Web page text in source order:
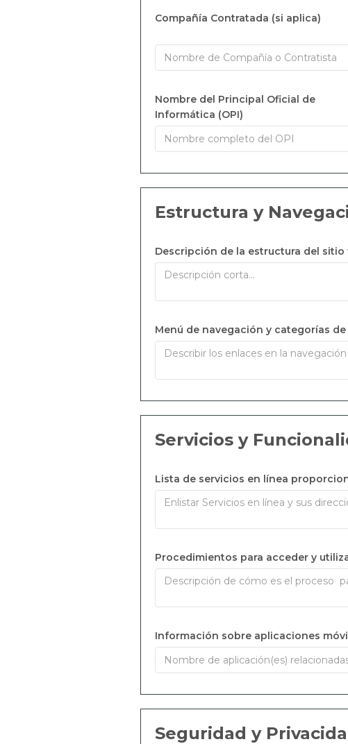
Compañía Contratada (si aplica)
Nombre del Principal Oficial de
Informática (OPI)
Estructura y
Descripción de la estructura del
Menú de navegación y categorías
Servicios y
Lista de servicios en línea
Procedimientos para acceder y
Información sobre aplicaciones
Seguridad y